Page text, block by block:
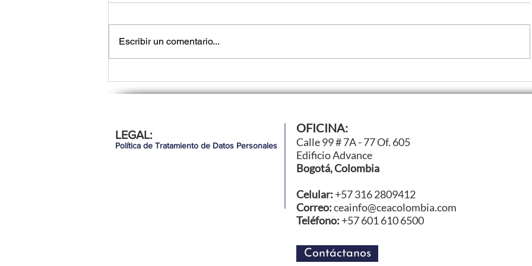
Lo que los líderes de tecnología
necesitan saber para seguir
demostrando valor en 2026
y se posiciona entre los
Escribir un comentario...
OFICINA:
Calle 99 # 7A - 77 Of. 605
Edificio Advance
Bogotá, Colombia
Celular: +57 316 2809412
Correo:ceainfo@ceacolombia.com
Teléfono: +57 601 610 6500
LEGAL:
Política de Tratamiento de Datos Personales
Contáctanos